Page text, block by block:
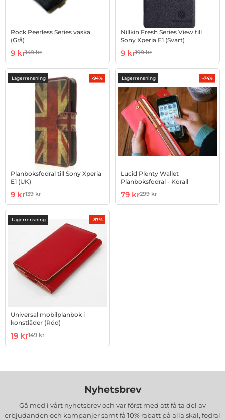
Rock Peerless Series väska
(Grå)
Art. nr 7508
rea pris
9 krtidigare pris
149 kr
Nillkin Fresh Series View till
Sony Xperia E1 (Svart)
Art. nr 24040
rea pris
9 krtidigare pris
199 kr
Lagerrensning -94%
Plånboksfodral till Sony Xperia
E1 (UK)
Art. nr 24083
rea pris
9 krtidigare pris
139 kr
Lagerrensning -74%
Lucid Plenty Wallet
Plånboksfodral - Korall
Art. nr 4105596
rea pris
79 krtidigare pris
299 kr
Lagerrensning -87%
Universal mobilplånbok i
konstläder (Röd)
Art. nr 10013467
rea pris
19 krtidigare pris
149 kr
Nyhetsbrev
Gå med i vårt nyhetsbrev och var först med att få ta del av
erbjudanden och kampanjer samt få 10% rabatt på alla skal, fodral